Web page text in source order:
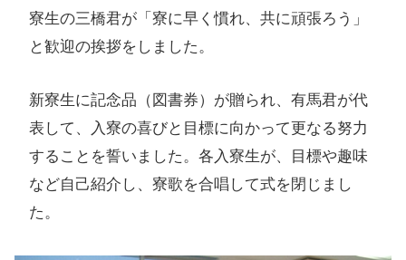
寮生の三橋君が「寮に早く慣れ、共に頑張ろう」
と歓迎の挨拶をしました。
新寮生に記念品（図書券）が贈られ、有馬君が代
表して、入寮の喜びと目標に向かって更なる努力
することを誓いました。各入寮生が、目標や趣味
など自己紹介し、寮歌を合唱して式を閉じまし
た。